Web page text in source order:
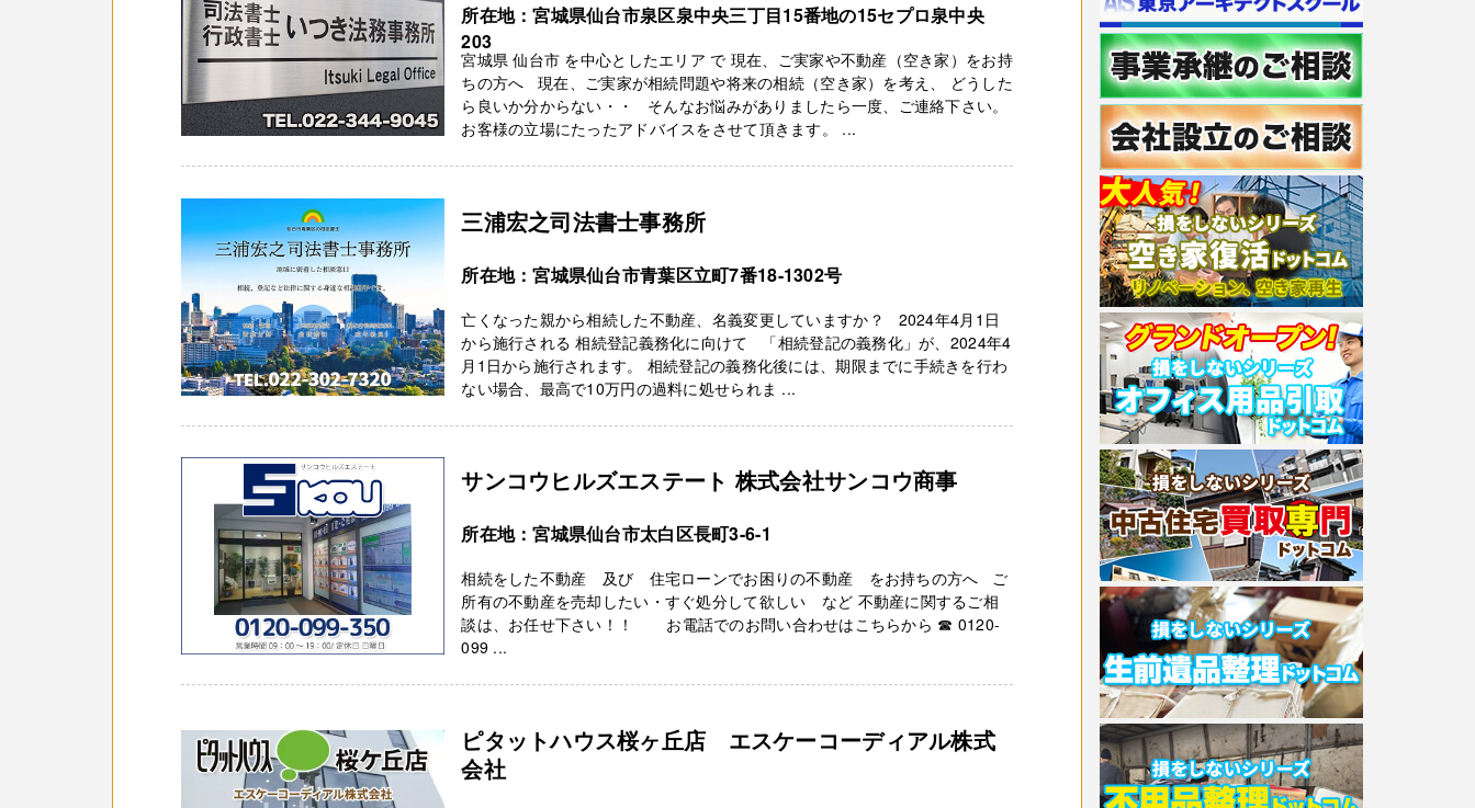
所在地：宮城県仙台市泉区泉中央三丁目15番地の15セプロ泉中央
203
宮城県 仙台市 を中心としたエリア で 現在、ご実家や不動産（空き家）をお持
ちの方へ 現在、ご実家が相続問題や将来の相続（空き家）を考え、 どうした
ら良いか分からない・・ そんなお悩みがありましたら一度、ご連絡下さい。
お客様の立場にたったアドバイスをさせて頂きます。 ...
三浦宏之司法書士事務所
所在地：宮城県仙台市青葉区立町7番18-1302号
亡くなった親から相続した不動産、名義変更していますか？ 2024年4月1日
から施行される 相続登記義務化に向けて 「相続登記の義務化」が、2024年4
月1日から施行されます。 相続登記の義務化後には、期限までに手続きを行わ
ない場合、最高で10万円の過料に処せられま ...
サンコウヒルズエステート 株式会社サンコウ商事
所在地：宮城県仙台市太白区長町3-6-1
相続をした不動産 及び 住宅ローンでお困りの不動産 をお持ちの方へ ご
所有の不動産を売却したい・すぐ処分して欲しい など 不動産に関するご相
談は、お任せ下さい！！ お電話でのお問い合わせはこちらから ☎ 0120-
099 ...
ピタットハウス桜ヶ丘店 エスケーコーディアル株式
会社